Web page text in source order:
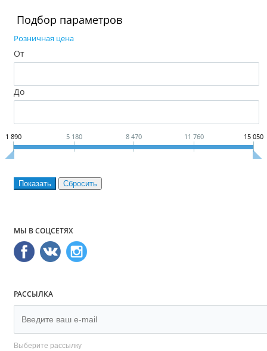
Подбор параметров
Розничная цена
От
До
1 890 5 180 8 470 11 760 15 050
МЫ В СОЦСЕТЯХ
РАССЫЛКА
Выберите рассылку